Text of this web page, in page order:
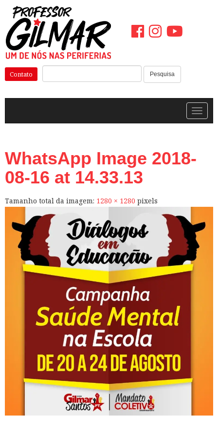
Pular
para
o
conteúdo
Pesquisa
Contato
WhatsApp Image 2018-
08-16 at 14.33.13
Tamanho total da imagem: 1280 × 1280 pixels